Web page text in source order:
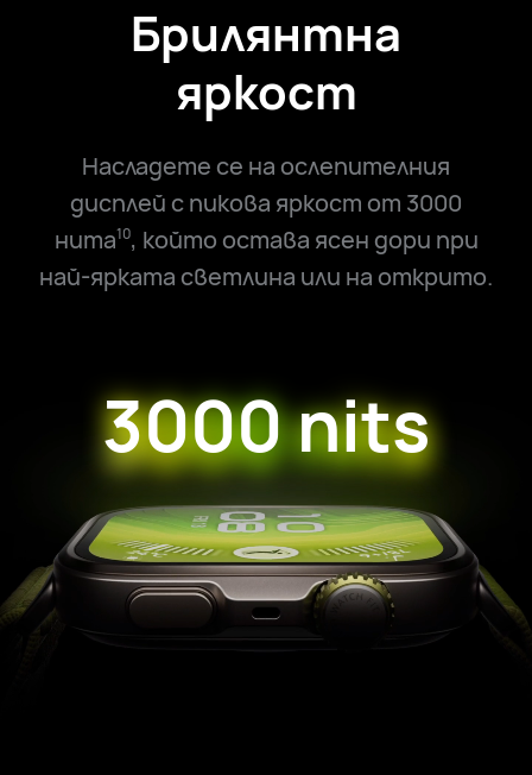
Брилянтна
яркост
Насладете се на ослепителния
дисплей с пикова яркост от 3000
нита10, който остава ясен дори при
най-ярката светлина или на открито.
3000 nits